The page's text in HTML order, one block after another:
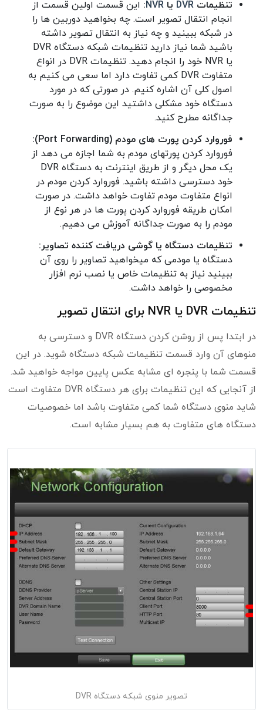
تنظیمات DVR یا NVR
: این قسمت اولین قسمت از
انجام انتقال تصویر است. چه بخواهید دوربین ها را
در شبکه ببینید و چه نیاز به انتقال تصویر داشته
باشید شما نیاز دارید تنظیمات شبکه دستگاه DVR
یا NVR خود را انجام دهید. تنظیمات DVR در انواع
متفاوت DVR کمی تفاوت دارد اما سعی می کنیم به
اصول کلی آن اشاره کنیم. در صورتی که در مورد
دستگاه خود مشکلی داشتید این موضوع را به صورت
جداگانه مطرح کنید.
فوروارد کردن پورت های مودم (Port Forwarding):
فوروارد کردن پورتهای مودم به شما اجازه می دهد از
یک محل دیگر و از طریق اینترنت به دستگاه DVR
خود دسترسی داشته باشید. فوروارد کردن مودم در
انواع متفاوت مودم تفاوت خواهد داشت. در صورت
امکان طریقه فوروارد کردن پورت ها در هر نوع از
مودم را به صورت جداگانه آموزش می دهیم.
تنظیمات دستگاه یا گوشی دریافت کننده تصاویر:
دستگاه یا مودمی که میخواهید تصاویر را روی آن
ببینید نیاز به تنظیمات خاص یا نصب نرم افزار
مخصوصی را خواهد داشت.
تنظیمات DVR یا NVR برای انتقال تصویر
در ابتدا پس از روشن کردن دستگاه DVR و دسترسی به
منوهای آن وارد قسمت تنظیمات شبکه دستگاه شوید. در این
قسمت شما با پنجره ای مشابه عکس پایین مواجه خواهید شد.
از آنجایی که این تنظیمات برای هر دستگاه DVR متفاوت است
شاید منوی دستگاه شما کمی متفاوت باشد اما خصوصیات
دستگاه های متفاوت به هم بسیار مشابه است.
تصویر منوی شبکه دستگاه DVR